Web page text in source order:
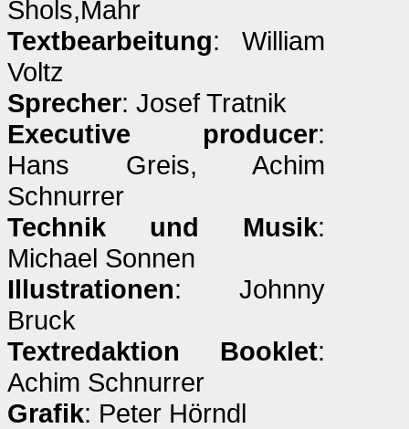
Shols,Mahr
Textbearbeitung: William
Voltz
Sprecher: Josef Tratnik
Executive producer:
Hans Greis, Achim
Schnurrer
Technik und Musik:
Michael Sonnen
Illustrationen: Johnny
Bruck
Textredaktion Booklet:
Achim Schnurrer
Grafik: Peter Hörndl